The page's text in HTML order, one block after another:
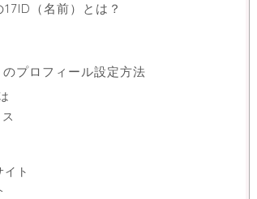
（名前）とは？
プロフィール設定方法
ト